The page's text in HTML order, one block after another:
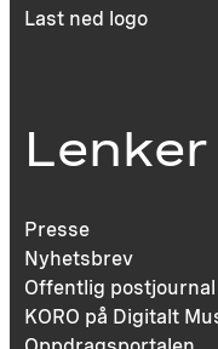
Last ned logo
Lenker
Presse
Nyhetsbrev
Offentlig postjournal
KORO på Digitalt